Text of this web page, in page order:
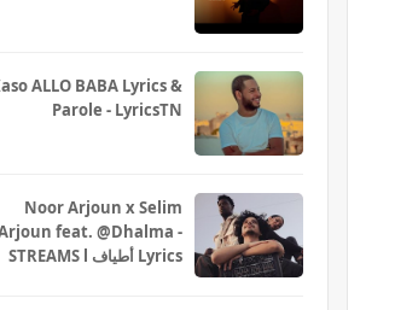
ALLO BABA Lyrics &
Parole - LyricsTN
Noor Arjoun x Selim
feat. @Dhalma -
STREAMS l أطياف Lyrics